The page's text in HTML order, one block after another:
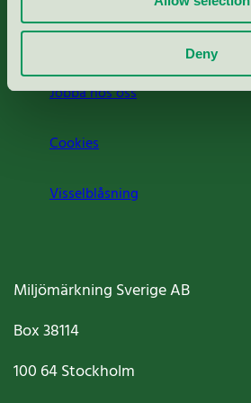
Deny
Jobba hos oss
Cookies
Visselblåsning
Miljömärkning Sverige AB
Box38114
100 64Stockholm